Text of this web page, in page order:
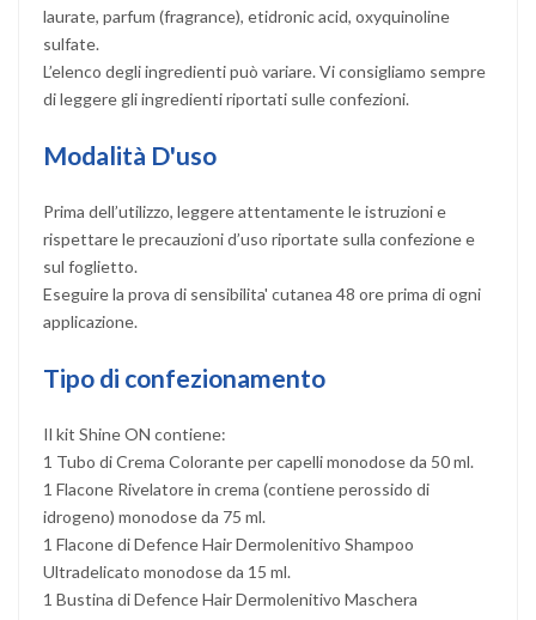
laurate, parfum (fragrance), etidronic acid, oxyquinoline
sulfate.
L’elenco degli ingredienti può variare. Vi consigliamo sempre
di leggere gli ingredienti riportati sulle confezioni.
Modalità D'uso
Prima dell’utilizzo, leggere attentamente le istruzioni e
rispettare le precauzioni d’uso riportate sulla confezione e
sul foglietto.
Eseguire la prova di sensibilita' cutanea 48 ore prima di ogni
applicazione.
Tipo di confezionamento
Il kit Shine ON contiene:
1 Tubo di Crema Colorante per capelli monodose da 50 ml.
1 Flacone Rivelatore in crema (contiene perossido di
idrogeno) monodose da 75 ml.
1 Flacone di Defence Hair Dermolenitivo Shampoo
Ultradelicato monodose da 15 ml.
1 Bustina di Defence Hair Dermolenitivo Maschera